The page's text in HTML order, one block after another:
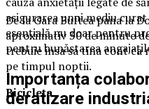
asigurarea unui mediu
esențială nu doar pentru
pentru bunăstarea
Importanța
deratizare
De la Gara Buftea pana la
aproximativ 30 de minute
trebuie insa sa tina cont
pe timpul noptii.
Bicicleta